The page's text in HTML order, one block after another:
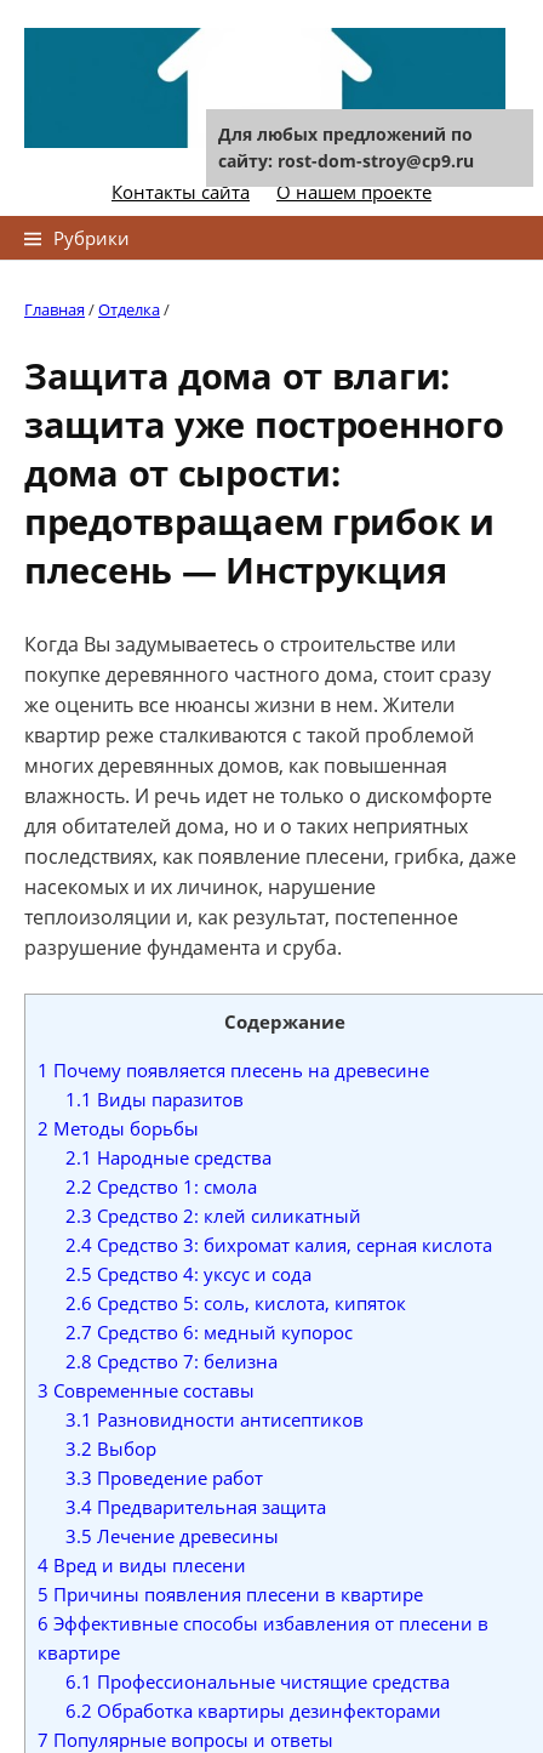
Контакты сайта
О нашем проекте
Рубрики
Главная/Отделка/
Защита дома от влаги:
защита уже построенного
дома от сырости:
предотвращаем грибок и
плесень — Инструкция
Когда Вы задумываетесь о строительстве или
покупке деревянного частного дома, стоит сразу
же оценить все нюансы жизни в нем. Жители
квартир реже сталкиваются с такой проблемой
многих деревянных домов, как повышенная
влажность. И речь идет не только о дискомфорте
для обитателей дома, но и о таких неприятных
последствиях, как появление плесени, грибка, даже
насекомых и их личинок, нарушение
теплоизоляции и, как результат, постепенное
разрушение фундамента и сруба.
Содержание
1 Почему появляется плесень на древесине
1.1 Виды паразитов
2 Методы борьбы
2.1 Народные средства
2.2 Средство 1: смола
2.3 Средство 2: клей силикатный
2.4Средство 3: бихромат калия, серная кислота
2.5 Средство 4: уксус и сода
2.6 Средство 5: соль, кислота, кипяток
2.7 Средство 6: медный купорос
2.8 Средство 7: белизна
3 Современные составы
3.1 Разновидности антисептиков
3.2 Выбор
3.3 Проведение работ
3.4Предварительная защита
3.5 Лечение древесины
4 Вред и виды плесени
5 Причины появления плесени в квартире
6 Эффективные способы избавления от плесени в
квартире
6.1 Профессиональные чистящие средства
6.2 Обработка квартиры дезинфекторами
7 Популярные вопросы и ответы
Для любых предложений по
сайту: rost-dom-stroy@cp9.ru